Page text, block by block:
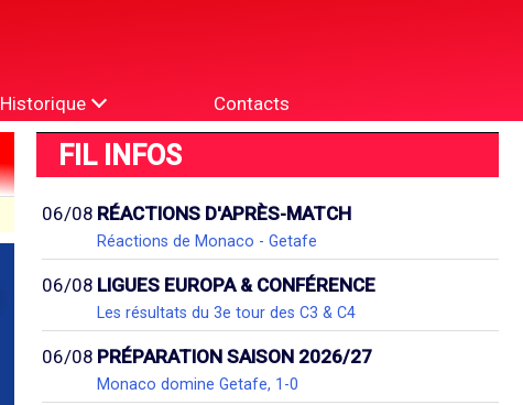
Historique Contacts
FIL INFOS
06/08 RÉACTIONS D'APRÈS-MATCH
Réactions de Monaco - Getafe
06/08 LIGUES EUROPA & CONFÉRENCE
Les résultats du 3e tour des C3 & C4
06/08 PRÉPARATION SAISON 2026/27
Monaco domine Getafe, 1-0